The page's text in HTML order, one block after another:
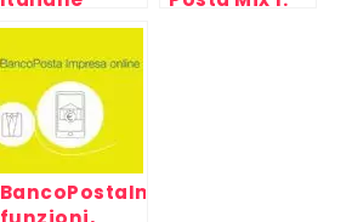
BancoPostaImpresaOnline: